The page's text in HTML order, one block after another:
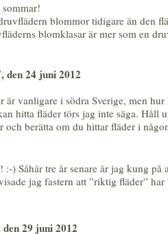
blommor tidigare än den
blomklasar är mer som en
den 24 juni 2012
är vanligare i södra Sverige, men
hitta fläder törs jag inte säga. Håll
och berätta om du hittar fläder i
:-) Såhär tre år senare är jag kung på
jag fastern att ”riktig fläder”
29 juni 2012